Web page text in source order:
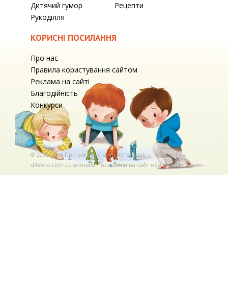
Дитячий гумор
Рецепти
Рукоділля
КОРИСНІ ПОСИЛАННЯ
Про нас
Правила користування сайтом
Реклама на сайті
Благодійність
Конкурси
© 2010-2026 При використаннi матерiалiв з порталу
ditvora.com.ua активне посилання на сайт обов'язкове. .